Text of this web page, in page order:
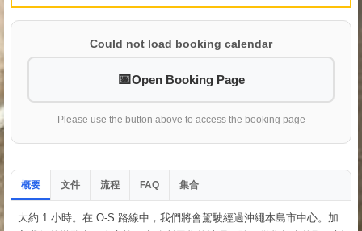
Could not load booking calendar
Open Booking Page
Please use the button above to access the booking page
概要 文件 流程 FAQ 集合
大約 1 小時。在 O-S 路線中，我們將會駕駛經過沖繩本島市中心。加